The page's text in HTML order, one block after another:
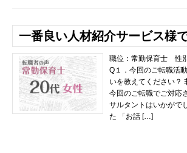
一番良い人材紹介サービス様
職位：常勤保育士 性
Q１．今回のご転職活
いを教えてください？
今回のご転職でご対応
サルタントはいかがで
た 「お話 […]